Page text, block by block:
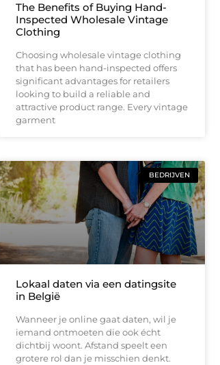
The Benefits of Buying Hand-
Inspected Wholesale Vintage
Clothing
Choosing wholesale vintage clothing
that has been hand-inspected offers
significant advantages for retailers
looking to build a reliable and
attractive product range. Every vintage
garment
BEDRIJVEN
Lokaal daten via een datingsite
in België
Wanneer je online gaat daten, wil je
iemand ontmoeten die ook écht
dichtbij woont. Afstand speelt een
grotere rol dan je misschien denkt.